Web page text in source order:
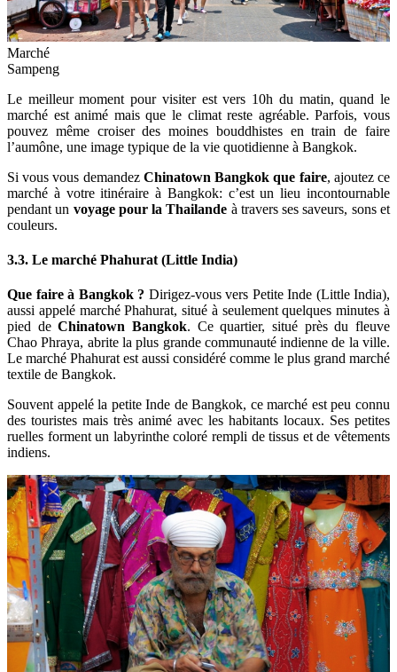
Marché
Sampeng
Le meilleur moment pour visiter est vers 10h du matin, quand le
marché est animé mais que le climat reste agréable. Parfois, vous
pouvez même croiser des moines bouddhistes en train de faire
l’aumône, une image typique de la vie quotidienne à Bangkok.
Si vous vous demandez Chinatown Bangkok que faire, ajoutez ce
marché à votre itinéraire à Bangkok: c’est un lieu incontournable
pendant un voyage pour la Thailande à travers ses saveurs, sons et
couleurs.
3.3. Le marché Phahurat (Little India)
Que faire à Bangkok ? Dirigez-vous vers Petite Inde (Little India),
aussi appelé marché Phahurat, situé à seulement quelques minutes à
pied deChinatown Bangkok. Ce quartier, situé près du fleuve
Chao Phraya, abrite la plus grande communauté indienne de la ville.
Le marché Phahurat est aussi considéré comme le plus grand marché
textile de Bangkok.
Souvent appelé la petite Inde de Bangkok, ce marché est peu connu
des touristes mais très animé avec les habitants locaux. Ses petites
ruelles forment un labyrinthe coloré rempli de tissus et de vêtements
indiens.